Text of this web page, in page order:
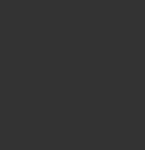
øren